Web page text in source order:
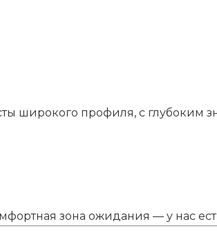
широкого профиля, с
зона ожидания — у нас